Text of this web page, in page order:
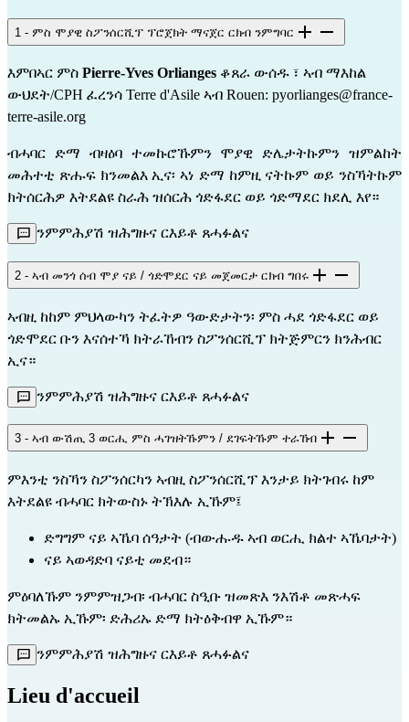
1 - ምስ ሞያዊ ስፖንሰርሺፕ ፕሮጀክት ማናጀር ርክብ ንምግባር
እምበኣር ምስ Pierre-Yves Orlianges ቆጸራ ውሰዱ ፣ ኣብ ማእከል
ውህደት/CPH ፈረንሳ Terre d'Asile ኣብ Rouen: pyorlianges@france-
terre-asile.org
ብሓባር ድማ ብዛዕባ ተመኩሮኹምን ሞያዊ ድሌታትኩምን ዝምልከት
መሕተቲ ጽሑፍ ክንመልእ ኢና፡ ኣነ ድማ ከምዚ ናትኩም ወይ ንስኻትኩም
ክትሰርሕዎ እትደልዩ ስራሕ ዝሰርሕ ጎድፋደር ወይ ጎድማደር ክደሊ እየ።
ንምምሕያሽ ዝሕግዙና ርእይቶ ጸሓፉልና
2 - ኣብ መንጎ ሰብ ሞያ ናይ / ጎድሞደር ናይ መጀመርታ ርክብ ግበሩ
ኣብዚ ከከም ምህላውካን ትፈትዎ ዓውድታትን፡ ምስ ሓደ ጎድፋደር ወይ
ጎድሞደር ቡን እናሰተኻ ክትራኸብን ስፖንሰርሺፕ ክትጅምርን ክንሕብር
ኢና።
ንምምሕያሽ ዝሕግዙና ርእይቶ ጸሓፉልና
3 - ኣብ ውሽጢ 3 ወርሒ ምስ ሓገዝትኹምን / ደገፍትኹም ተራኸብ
ምእንቲ ንስኻን ስፖንሰርካን ኣብዚ ስፖንሰርሺፕ እንታይ ክትገብሩ ከም
እትደልዩ ብሓባር ክትውስኑ ትኽእሉ ኢኹም፤
ድግግም ናይ ኣኼባ ሰዓታት (ብውሑዱ ኣብ ወርሒ ክልተ ኣኼባታት)
ናይ ኣወዳድባ ናይቲ መደብ።
ምዕባለኹም ንምምዝጋብ፡ ብሓባር ስዒቡ ዝመጽእ ንእሽቶ መጽሓፍ
ክትመልኡ ኢኹም፡ ድሕሪኡ ድማ ክትዕቅብዋ ኢኹም።
ንምምሕያሽ ዝሕግዙና ርእይቶ ጸሓፉልና
Lieu d'accueil